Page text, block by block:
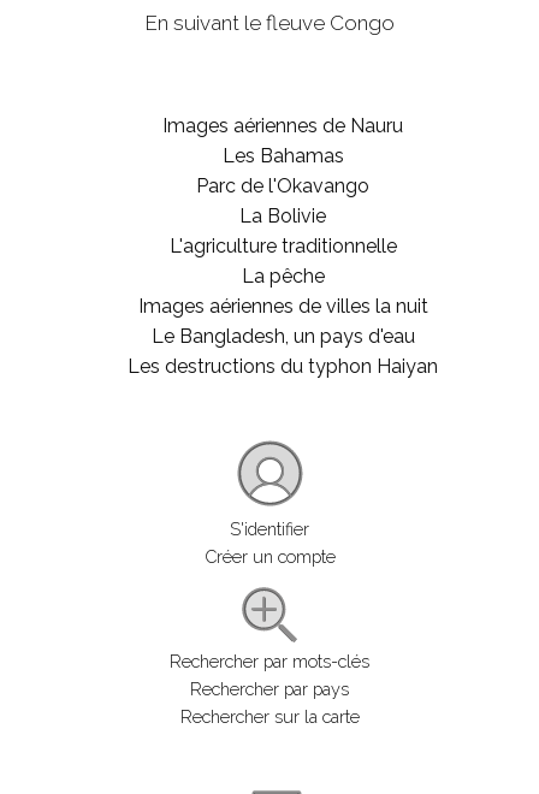
En suivant le fleuve Congo
Images aériennes de Nauru
Les Bahamas
Parc de l'Okavango
La Bolivie
L'agriculture traditionnelle
La pêche
Images aériennes de villes la nuit
Le Bangladesh, un pays d'eau
Les destructions du typhon Haiyan
S'identifier
Créer un compte
Rechercher par mots-clés
Rechercher par pays
Rechercher sur la carte